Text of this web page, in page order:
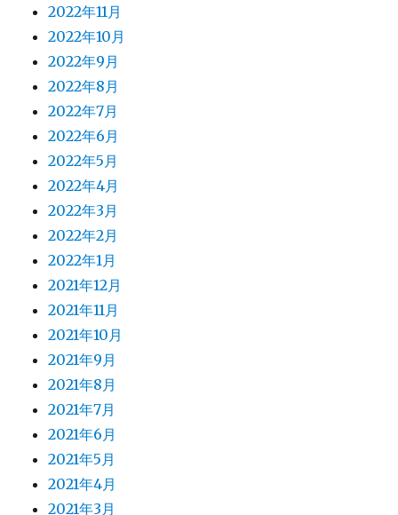
2022年11月
2022年10月
2022年9月
2022年8月
2022年7月
2022年6月
2022年5月
2022年4月
2022年3月
2022年2月
2022年1月
2021年12月
2021年11月
2021年10月
2021年9月
2021年8月
2021年7月
2021年6月
2021年5月
2021年4月
2021年3月